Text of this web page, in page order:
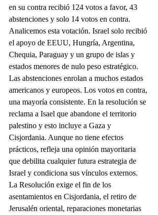
en su contra recibió 124 votos a favor, 43
abstenciones y solo 14 votos en contra.
Analicemos esta votación. Israel solo recibió
el apoyo de EEUU, Hungría, Argentina,
Chequia, Paraguay y un grupo de islas y
estados menores de nulo peso estratégico.
Las abstenciones enrolan a muchos estados
americanos y europeos. Los votos en contra,
una mayoría consistente. En la resolución se
reclama a Isael que abandone el territorio
palestino y esto incluye a Gaza y
Cisjordania. Aunque no tiene efectos
prácticos, refleja una opinión mayoritaria
que debilita cualquier futura estrategia de
Israel y condiciona sus vínculos externos.
La Resolución exige el fin de los
asentamientos en Cisjordania, el retiro de
Jerusalén oriental, reparaciones monetarias